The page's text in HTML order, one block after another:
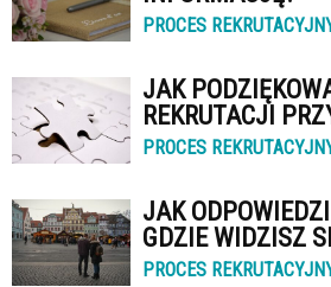
PROCES
JAK
REKRUTACJI
PROCES
JAK
GDZIE WIDZISZ
PROCES